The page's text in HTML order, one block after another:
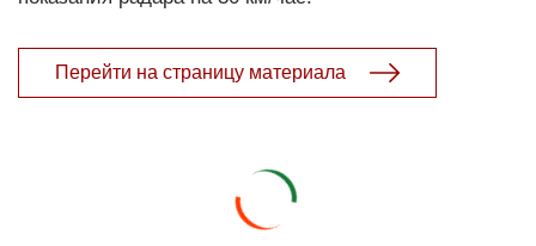
Перейти на страницу материала